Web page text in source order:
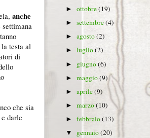
anche
settimana
testa al
di
che sia
e darle
►ottobre(19)
►settembre(4)
►agosto(2)
►luglio(2)
► giugno(6)
►maggio(9)
►aprile(9)
►marzo(10)
►febbraio(13)
▼ gennaio(20)